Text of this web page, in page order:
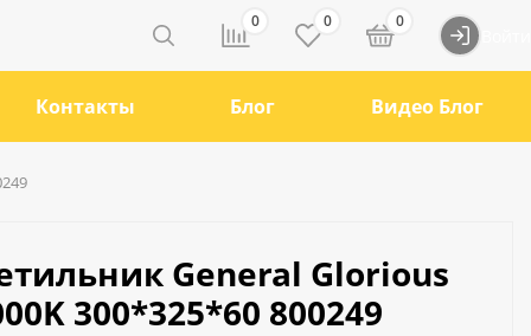
0 0 0
Контакты Блог Видео Блог
General Glorious
300*325*60 800249